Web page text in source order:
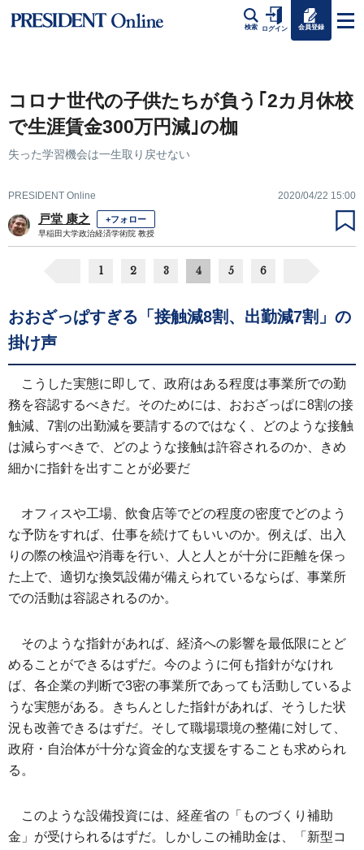
検索 ログイン 会員登録
コロナ世代の子供たちが負う｢2カ月休校
で生涯賃金300万円減｣の枷
失った学習機会は一生取り戻せない
PRESIDENT Online 2020/04/22 15:00
戸堂 康之 +フォロー
早稲田大学政治経済学術院 教授
1 2 3 4 5 6
おおざっぱすぎる「接触減8割、出勤減7割」の
掛け声
こうした実態に即して、政府はある程度は事業所での勤
務を容認するべきだ。そのためには、おおざっぱに8割の接
触減、7割の出勤減を要請するのではなく、どのような接触
は減らすべきで、どのような接触は許容されるのか、きめ
細かに指針を出すことが必要だ
オフィスや工場、飲食店等でどの程度の密度でどのよう
な予防をすれば、仕事を続けてもいいのか。例えば、出入
りの際の検温や消毒を行い、人と人とが十分に距離を保っ
た上で、適切な換気設備が備えられているならば、事業所
での活動は容認されるのか。
そのような指針があれば、経済への影響を最低限にとど
めることができるはずだ。今のように何も指針がなけれ
ば、各企業の判断で3密の事業所であっても活動しているよ
うな実態がある。きちんとした指針があれば、そうした状
況も改善できるはずだ。そして職場環境の整備に対して、
政府・自治体が十分な資金的な支援をすることも求められ
る。
このような設備投資には、経産省の「ものづくり補助
金」が受けられるはずだ。しかしこの補助金は、「新型コ